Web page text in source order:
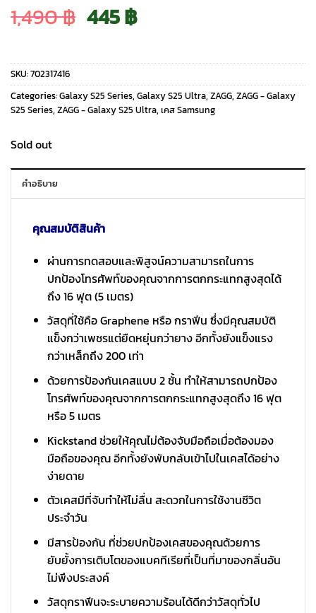
1,490฿ Original
price
was:
445฿Current
price
is:
SKU:702317416
Categories:Galaxy S25 Series, Galaxy S25 Ultra, ZAGG, ZAGG - Galaxy
S25 Series, ZAGG - Galaxy S25 Ultra, เคส Samsung
Sold out
คำอธิบาย
คุณสมบัติสินค้า
ผ่านการทดสอบและพิสูจน์ความสามารถในการ
ปกป้องโทรศัพท์ของคุณจากการตกกระแทกสูงสุดได้
ถึง 16 ฟุต (5 เมตร)
วัสดุที่ใช้คือ Graphene หรือ กราฟีน ซึ่งมีคุณสมบัติ
แข็งกว่าเพชรแต่ยืดหยุ่นกว่ายาง อีกทั้งยังแข็งแรง
กว่าเหล็กถึง 200 เท่า
ด้วยการป้องกันเคสแบบ 2 ชั้น ทำให้สามารถปกป้อง
โทรศัพท์ของคุณจากการตกกระแทกสูงสุดถึง 16 ฟุต
หรือ 5 เมตร
Kickstand ช่วยให้คุณไม่ต้องจับมือถือเมื่อต้องมอง
มือถือของคุณ อีกทั้งยังพับกลับเข้าไปในเคสได้อย่าง
ง่ายดาย
ตัวเคสมีที่จับทำให้ไม่ลื่น สะดวกในการใช้งานชีวิต
ประจำวัน
มีสารป้องกัน ที่ช่วยปกป้องเคสของคุณด้วยการ
ยับยั้งการเติบโตของแบคทีเรียที่เป็นที่มาของกลิ่นอัน
ไม่พึงประสงค์
วัสดุกราฟีนจะระบายความร้อนได้ดีกว่าวัสดุทั่วไป